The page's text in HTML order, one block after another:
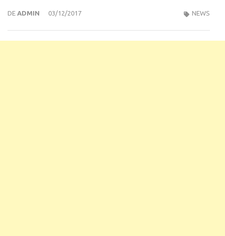
DE ADMIN 03/12/2017 NEWS